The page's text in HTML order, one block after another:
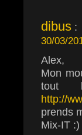
dibus :
30/03/
Alex,
Mon
tout
http://
prends
Mix-IT :)